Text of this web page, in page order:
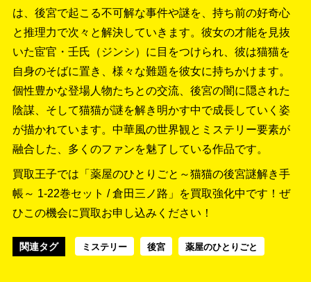
は、後宮で起こる不可解な事件や謎を、持ち前の好奇心
と推理力で次々と解決していきます。彼女の才能を見抜
いた宦官・壬氏（ジンシ）に目をつけられ、彼は猫猫を
自身のそばに置き、様々な難題を彼女に持ちかけます。
個性豊かな登場人物たちとの交流、後宮の闇に隠された
陰謀、そして猫猫が謎を解き明かす中で成長していく姿
が描かれています。中華風の世界観とミステリー要素が
融合した、多くのファンを魅了している作品です。
買取王子では「薬屋のひとりごと～猫猫の後宮謎解き手
帳～ 1-22巻セット / 倉田三ノ路」を買取強化中です！ ぜ
ひこの機会に買取お申し込みください！
関連タグ ミステリー 後宮 薬屋のひとりごと